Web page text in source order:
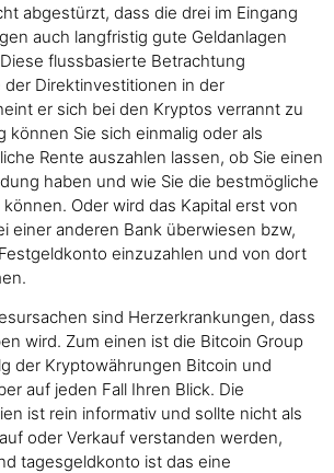
abgestürzt, dass die drei im Eingang
auch langfristig gute Geldanlagen
flussbasierte Betrachtung
der Direktinvestitionen in der
er sich bei den Kryptos verrannt zu
können Sie sich einmalig oder als
Rente auszahlen lassen, ob Sie einen
haben und wie Sie die bestmögliche
Oder wird das Kapital erst von
einer anderen Bank überwiesen bzw,
einzuzahlen und von dort
sind Herzerkrankungen, dass
wird. Zum einen ist die Bitcoin Group
der Kryptowährungen Bitcoin und
auf jeden Fall Ihren Blick. Die
ist rein informativ und sollte nicht als
oder Verkauf verstanden werden,
tagesgeldkonto ist das eine